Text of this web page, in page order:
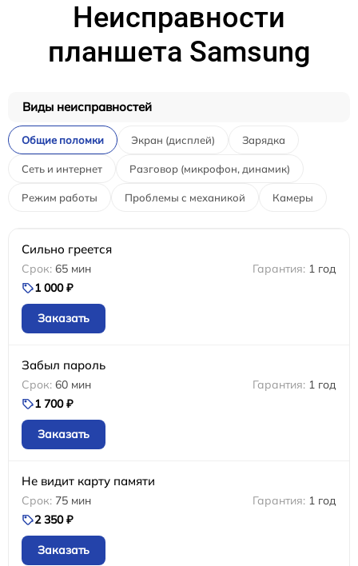
Неисправности
планшета Samsung
Виды неисправностей
Общие поломки Экран (дисплей) Зарядка
Сеть и интернет Разговор (микрофон, динамик)
Режим работы Проблемы с механикой Камеры
Сильно греется
65 мин
1 год
1 000 ₽
Заказать
Забыл пароль
60 мин
1 год
1 700 ₽
Заказать
Не видит карту памяти
75 мин
1 год
2 350 ₽
Заказать